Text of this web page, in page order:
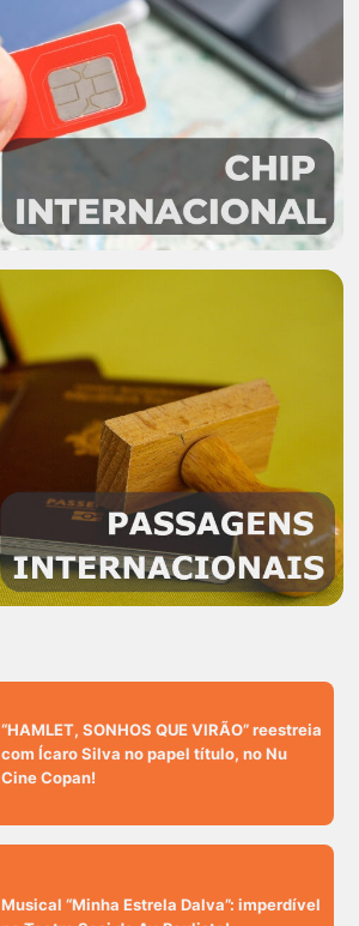
“HAMLET, SONHOS QUE VIRÃO” reestreia
com Ícaro Silva no papel título, no Nu
Cine Copan!
Musical “Minha Estrela Dalva”: imperdível